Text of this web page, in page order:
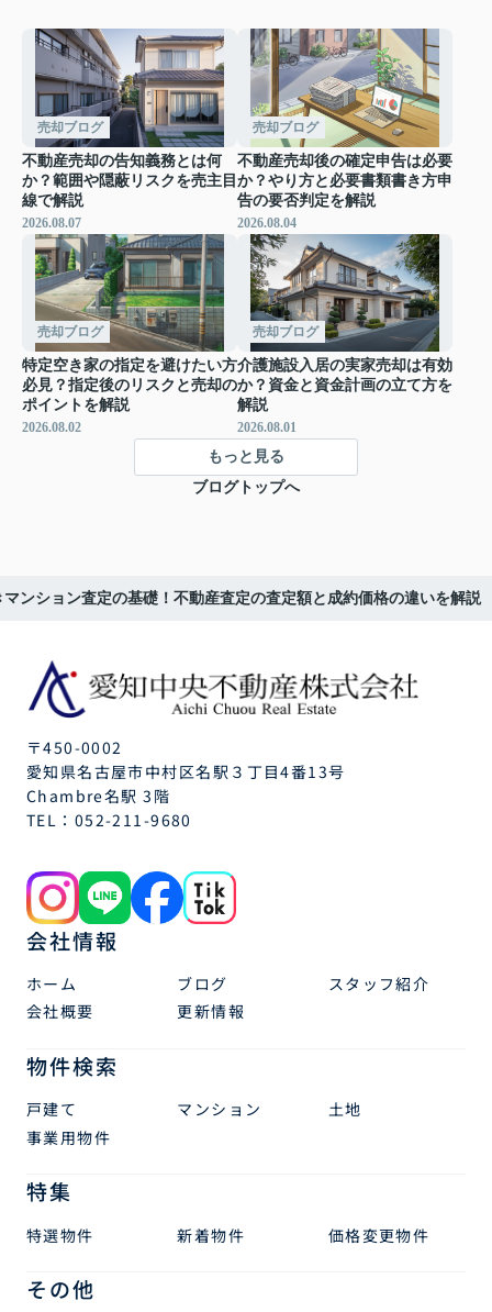
売却ブログ
不動産売却の告知義務とは何
か？範囲や隠蔽リスクを売主目
線で解説
2026.08.07
売却ブログ
不動産売却後の確定申告は必要
か？やり方と必要書類書き方申
告の要否判定を解説
2026.08.04
売却ブログ
特定空き家の指定を避けたい方
必見？指定後のリスクと売却の
ポイントを解説
2026.08.02
売却ブログ
介護施設入居の実家売却は有効
か？資金と資金計画の立て方を
解説
2026.08.01
もっと見る
ブログトップへ
ンション査定の基礎！不動産査定の査定額と成約価格の違いを解説
〒450-0002
愛知県名古屋市中村区名駅３丁目4番13号
Chambre名駅 3階
TEL： 052-211-9680
会社情報
ホーム ブログ
スタッフ紹介
会社概要
更新情報
物件検索
戸建て マンション
土地
事業用物件
特集
特選物件 新着物件 価格変更物件
その他